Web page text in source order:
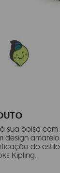
sua bolsa
design
do
Kipling.